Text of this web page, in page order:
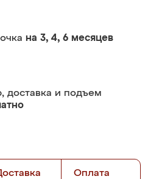
на 3, 4, 6 месяцев
доставка и подъем
Оплата